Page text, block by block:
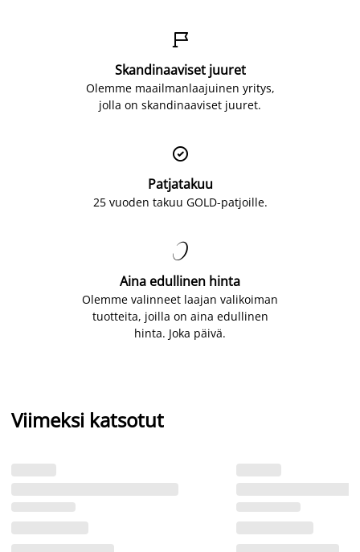

Skandinaaviset juuret
Olemme maailmanlaajuinen yritys,
jolla on skandinaaviset juuret.

Patjatakuu
25 vuoden takuu GOLD-patjoille.

Aina edullinen hinta
Olemme valinneet laajan valikoiman
tuotteita, joilla on aina edullinen
hinta. Joka päivä.
Viimeksi katsotut